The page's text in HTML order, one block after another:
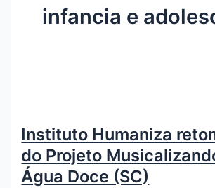
infancia e
Instituto Humaniza
do Projeto
Água Doce (SC)